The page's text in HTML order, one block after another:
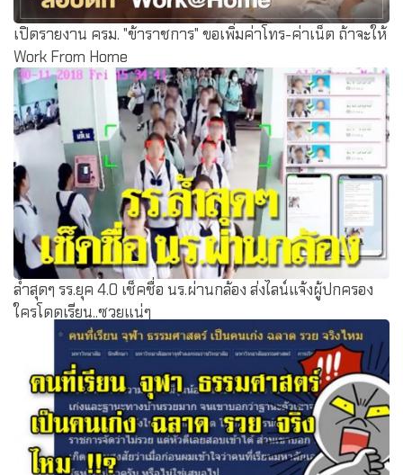
เปิดรายงาน ครม. "ข้าราชการ" ขอเพิ่มค่าโทร-ค่าเน็ต ถ้าจะให้
Work From Home
ล้ำสุดๆ รร.ยุค 4.0 เช็คชื่อ นร.ผ่านกล้อง ส่งไลน์แจ้งผู้ปกครอง
ใครโดดเรียน..ซวยแน่ๆ